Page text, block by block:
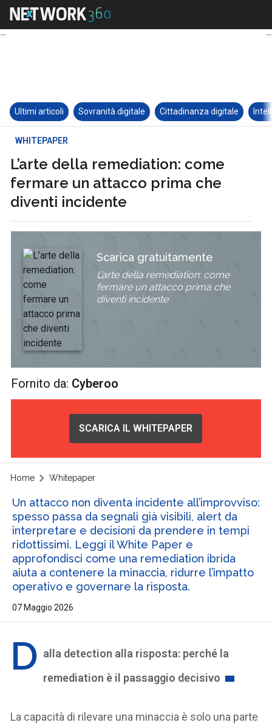
Ultimi articoli Sovranità digitale Cittadinanza digitale
WHITEPAPER
L’arte della remediation: come
fermare un attacco prima che
diventi incidente
Scarica gratuitamente
L’arte della remediation: come
fermare un attacco prima che
diventi incidente
Fornito da: Cyberoo
SCARICA IL WHITEPAPER
Home Whitepaper
Un attacco non diventa incidente all’improvviso:
spesso passa da segnali già visibili, alert da
interpretare e decisioni da prendere in tempi
ridottissimi. Leggi il White Paper e
approfondisci come una remediation ibrida
aiuta a contenere la minaccia, ridurre l’impatto
operativo e governare la risposta.
07 Maggio 2026
D alla detection alla risposta: perché la
remediation è il passaggio decisivo
La capacità di rilevare una minaccia è solo una parte